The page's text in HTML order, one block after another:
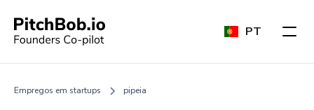
PT
Empregos em startups pipeia